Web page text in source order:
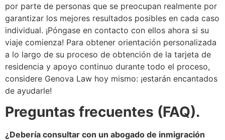
por parte de personas que se preocupan realmente por
garantizar los mejores resultados posibles en cada caso
individual. ¡Póngase en contacto con ellos ahora si su
viaje comienza! Para obtener orientación personalizada
a lo largo de su proceso de obtención de la tarjeta de
residencia y apoyo continuo durante todo el proceso,
considere Genova Law hoy mismo: ¡estarán encantados
de ayudarle!
Preguntas frecuentes (FAQ).
¿Debería consultar con un abogado de inmigración